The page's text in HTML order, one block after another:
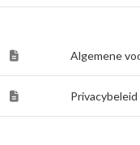
Algemene
Privacybeleid